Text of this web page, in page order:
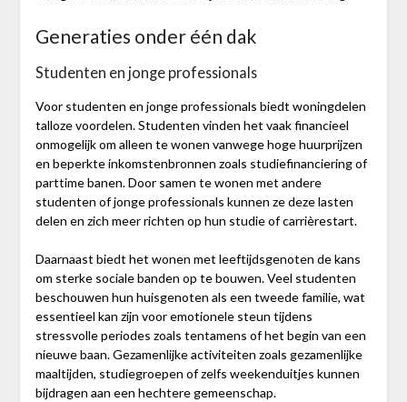
Generaties onder één dak
Studenten en jonge professionals
Voor studenten en jonge professionals biedt woningdelen
talloze voordelen. Studenten vinden het vaak financieel
onmogelijk om alleen te wonen vanwege hoge huurprijzen
en beperkte inkomstenbronnen zoals studiefinanciering of
parttime banen. Door samen te wonen met andere
studenten of jonge professionals kunnen ze deze lasten
delen en zich meer richten op hun studie of carrièrestart.
Daarnaast biedt het wonen met leeftijdsgenoten de kans
om sterke sociale banden op te bouwen. Veel studenten
beschouwen hun huisgenoten als een tweede familie, wat
essentieel kan zijn voor emotionele steun tijdens
stressvolle periodes zoals tentamens of het begin van een
nieuwe baan. Gezamenlijke activiteiten zoals gezamenlijke
maaltijden, studiegroepen of zelfs weekenduitjes kunnen
bijdragen aan een hechtere gemeenschap.